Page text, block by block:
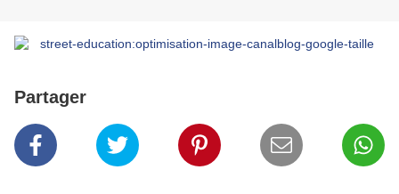
Partager